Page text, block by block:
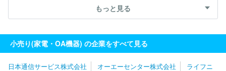
株式会社城山ホールディングス
株式会社ピーアッ
プ
会社マイテック
日本商工株式会社 株式会社でんきち
株式会社
北越ケーズ
株式会社ビッグ・エス 株式会社デンコードー
もっと見る
小売り(家電・OA機器) の企業をすべて見る
日本通信サービス株式会社 オーエーセンター株式会社 ライフニ